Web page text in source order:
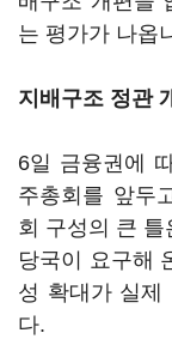
는 평가가 나옵
지배구조 정관
6일 금융권에
주총회를 앞두
회 구성의 큰
당국이 요구해
성 확대가 실제
다.